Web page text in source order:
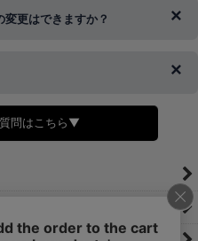
きが間に合わない場合は変更、
帯キャリア決済・おねだり決
更はできますか？
す。
行しております。
ージにて備考欄に下記の記載をお
問はこちら▼